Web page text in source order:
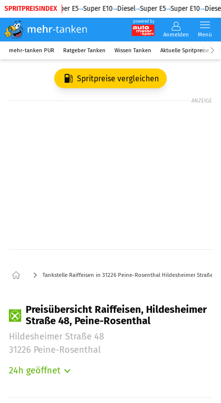
SPRITPREISINDEX
Diesel Super E5 Super E10 Diesel Super E5 Super E10 Diesel
powered by
Anmelden Menü
mehr-tanken PUR Ratgeber Tanken Wissen Tanken Aktuelle Spritpreise
Spritpreise vergleichen
ANZEIGE
Tankstelle Raiffeisen in 31226 Peine-Rosenthal Hildesheimer Straße 48
Preisübersicht Raiffeisen, Hildesheimer
Straße 48, Peine-Rosenthal
Hildesheimer Straße 48
31226 Peine-Rosenthal
24h geöffnet